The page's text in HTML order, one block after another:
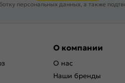
персональных данных, а также
О компании
О нас
Наши бренды